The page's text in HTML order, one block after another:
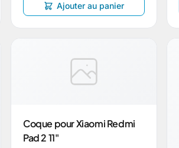
Ajouter au panier
Coque pour Xiaomi Redmi
Pad 2 11"